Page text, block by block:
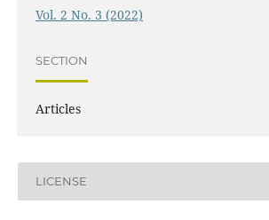
Vol. 2 No. 3 (2022)
SECTION
Articles
LICENSE